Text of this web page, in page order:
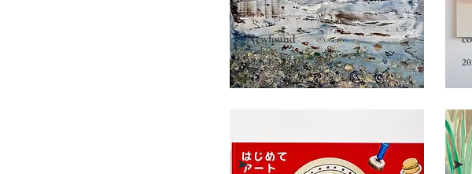
Newfound
2024年7月13日－28日
➤ ➤